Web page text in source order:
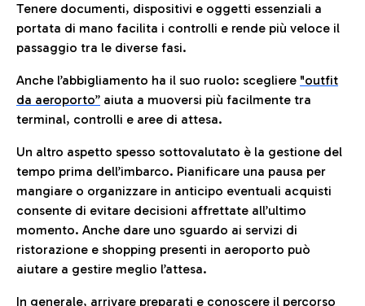
Tenere documenti, dispositivi e oggetti essenziali a
portata di mano facilita i controlli e rende più veloce il
passaggio tra le diverse fasi.
Anche l’abbigliamento ha il suo ruolo: scegliere "outfit
da aeroporto” aiuta a muoversi più facilmente tra
terminal, controlli e aree di attesa.
Un altro aspetto spesso sottovalutato è la gestione del
tempo prima dell’imbarco. Pianificare una pausa per
mangiare o organizzare in anticipo eventuali acquisti
consente di evitare decisioni affrettate all’ultimo
momento. Anche dare uno sguardo ai servizi di
ristorazione e shopping presenti in aeroporto può
aiutare a gestire meglio l’attesa.
In generale, arrivare preparati e conoscere il percorso